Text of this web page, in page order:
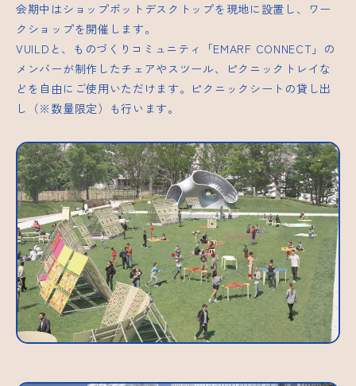
会期中はショップボットデスクトップを現地に設置し、ワー
クショップを開催します。
VUILDと、ものづくりコミュニティ「EMARF CONNECT」の
メンバーが制作したチェアやスツール、ピクニックトレイな
どを自由にご使用いただけます。ピクニックシートの貸し出
し（※数量限定）も行います。